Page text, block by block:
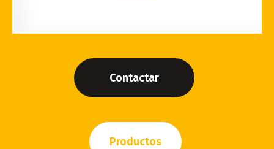
Contactar
Productos